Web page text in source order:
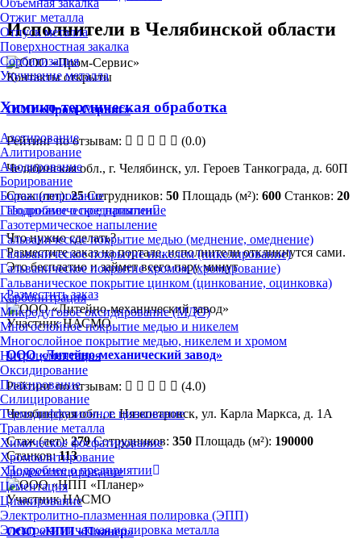
Отжиг металла
Отпуск металла
Поверхностная закалка
Сорбитизация
Улучшение металла
Химико-термическая обработка
Азотирование
Алитирование
Анодирование
Борирование
Бороалитирование
Газодинамическое напыление
Газотермическое напыление
Гальваническое покрытие медью (меднение, омеднение)
Гальваническое покрытие никелем (никелирование)
Гальваническое покрытие хромом (хромирование)
Гальваническое покрытие цинком (цинкование, оцинковка)
Карбонитрация
Микродуговое оксидирование (МДО)
Многослойное покрытие медью и никелем
Многослойное покрытие медью, никелем и хромом
Нитроцементация
Оксидирование
Плакирование
Силицирование
Термодиффузионное цинкование
Травление металла
Химическое фосфатирование
Хромоалитирование
Хромосилицирование
Цементация
Цианирование
Электролитно-плазменная полировка (ЭПП)
Электрохимическая полировка металла
Исполнители в Челябинской области
Контакты открыты
ООО «Пром-Сервис»
Рейтинг по отзывам:
(0.0)
Челябинская обл., г. Челябинск, ул. Героев Танкограда, д. 60П
Стаж (лет):25 Сотрудников: 50 Площадь (м²): 600 Станков: 20
Подробнее о предприятии
Что нужно сделать?
Разместите заказ на портале, исполнители откликнутся сами.
Это бесплатно и займет всего пару минут
Разместить заказ
Участник НАСМО
ООО «Литейно-механический завод»
Рейтинг по отзывам:
(4.0)
Челябинская обл., г. Нязепетровск, ул. Карла Маркса, д. 1А
Стаж (лет): 279 Сотрудников: 350 Площадь (м²): 190000
Станков:113
Подробнее о предприятии
Участник НАСМО
ООО «НПП «Планер»